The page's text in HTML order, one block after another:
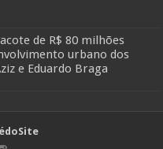
de R$ 80 milhões
urbano dos
e Eduardo Braga